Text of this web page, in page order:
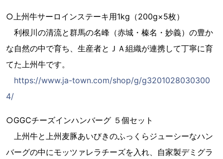
○上州牛サーロインステーキ用1kg（200g×5枚）
利根川の清流と群馬の名峰（赤城・榛名・妙義）の豊か
な自然の中で育ち、生産者とＪＡ組織が連携して丁寧に育
てた上州牛です。
https://www.ja-town.com/shop/g/g3201028030300
4/
○GGCチーズインハンバーグ ５個セット
上州牛と上州麦豚あいびきのふっくらジューシーなハン
バーグの中にモッツァレラチーズを入れ、自家製デミグラ